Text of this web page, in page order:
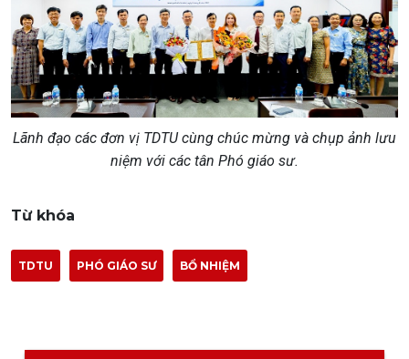
Lãnh đạo các đơn vị TDTU cùng chúc mừng và chụp ảnh lưu
niệm với các tân Phó giáo sư.
Từ khóa
TDTU PHÓ GIÁO SƯ BỔ NHIỆM